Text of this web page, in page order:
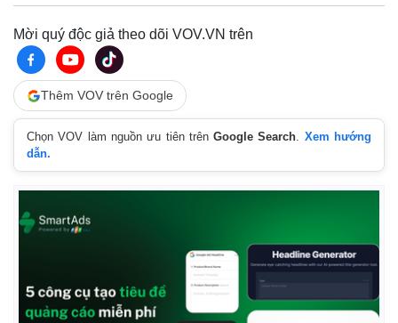
Mời quý độc giả theo dõi VOV.VN trên
Thêm VOV trên Google
Chọn VOV làm nguồn ưu tiên trênGoogle Search. Xem hướng
dẫn.